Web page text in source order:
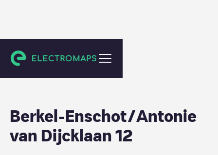
Berkel-Enschot
Berkel-Enschot/Antonie
van Dijcklaan 12